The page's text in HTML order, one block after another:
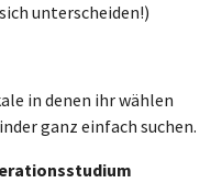
unterscheiden!)
in denen ihr wählen
ganz einfach suchen.